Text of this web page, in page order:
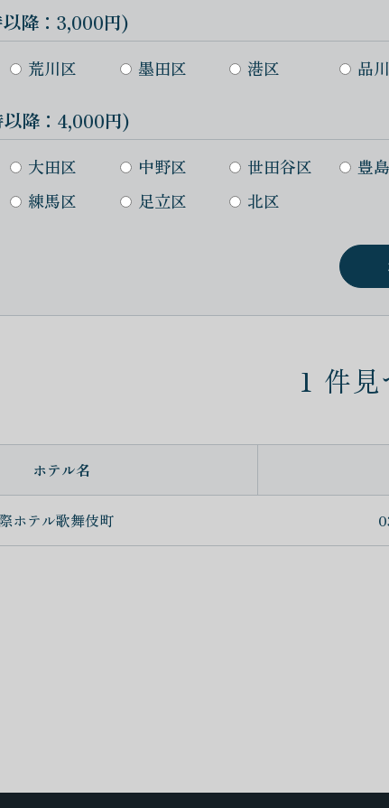
降：3,000円)
荒川区 墨田区 港区 品
降：4,000円)
大田区 中野区 世田谷区 豊
練馬区 足立区 北区
1 件
ホテル名
ホテル歌舞伎町